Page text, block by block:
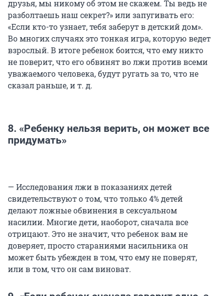
друзья, мы никому об этом не скажем. Ты ведь не
разболтаешь наш секрет?» или запугивать его:
«Если кто-то узнает, тебя заберут в детский дом».
Во многих случаях это тонкая игра, которую ведет
взрослый. В итоге ребенок боится, что ему никто
не поверит, что его обвинят во лжи против всеми
уважаемого человека, будут ругать за то, что не
сказал раньше, и т. д.
8. «Ребенку нельзя верить, он может все
придумать»
— Исследования лжи в показаниях детей
свидетельствуют о том, что только 4% детей
делают ложные обвинения в сексуальном
насилии. Многие дети, наоборот, сначала все
отрицают. Это не значит, что ребенок вам не
доверяет, просто стараниями насильника он
может быть убежден в том, что ему не поверят,
или в том, что он сам виноват.